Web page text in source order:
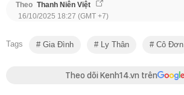
Theo Thanh Niên Việt
16/10/2025 18:27 (GMT +7)
Tags Gia Đình Ly Thân Cô Đơn
Theo dõi Kenh14.vn trên